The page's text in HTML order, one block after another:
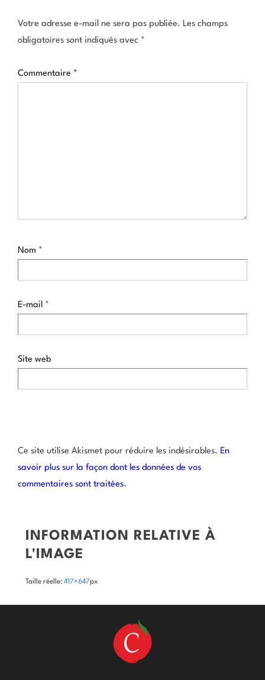
Votre adresse e-mail ne sera pas publiée. Les champs
obligatoires sont indiqués avec *
Commentaire *
Nom *
E-mail *
Site web
Ce site utilise Akismet pour réduire les indésirables. En
savoir plus sur la façon dont les données de vos
commentaires sont traitées.
INFORMATION RELATIVE À
L'IMAGE
Taille réelle: 417×647px